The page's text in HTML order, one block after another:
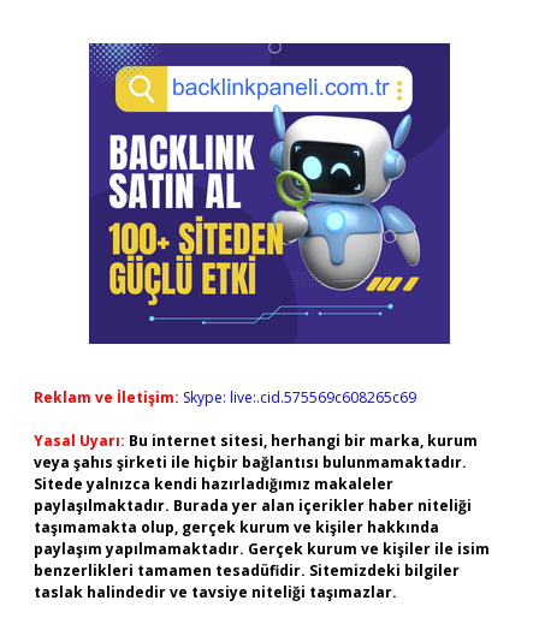
Reklam ve İletişim: Skype: live:.cid.575569c608265c69
Yasal Uyarı: Bu internet sitesi, herhangi bir marka, kurum
veya şahıs şirketi ile hiçbir bağlantısı bulunmamaktadır.
Sitede yalnızca kendi hazırladığımız makaleler
paylaşılmaktadır. Burada yer alan içerikler haber niteliği
taşımamakta olup, gerçek kurum ve kişiler hakkında
paylaşım yapılmamaktadır. Gerçek kurum ve kişiler ile isim
benzerlikleri tamamen tesadüfidir. Sitemizdeki bilgiler
taslak halindedir ve tavsiye niteliği taşımazlar.